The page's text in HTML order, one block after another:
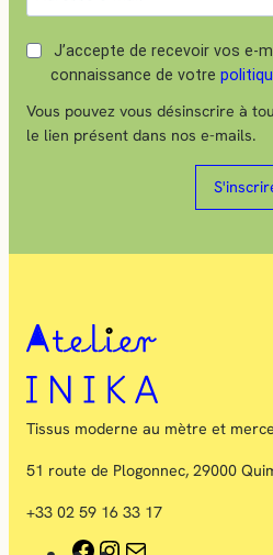
J’accepte de recevoir vos e-
connaissance de votre
Vous pouvez vous désinscrire à
le lien présent dans nos e-mails.
Tissus moderne au mètre et
51 route de Plogonnec, 29000
+33 02 59 16 33 17